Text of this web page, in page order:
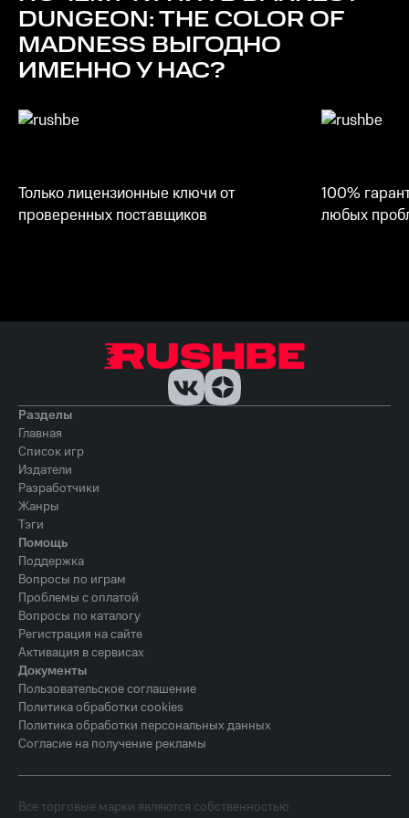
DUNGEON: THE COLOR OF
MADNESS ВЫГОДНО
ИМЕННО У НАС?
Только лицензионные ключи от
проверенных поставщиков
100%
любых
Разделы
Главная
Список игр
Издатели
Разработчики
Жанры
Тэги
Помощь
Поддержка
Вопросы по играм
Проблемы с оплатой
Вопросы по каталогу
Регистрация на сайте
Активация в сервисах
Документы
Пользовательское соглашение
Политика обработки cookies
Политика обработки персональных данных
Согласие на получение рекламы
Все торговые марки являются собственностью